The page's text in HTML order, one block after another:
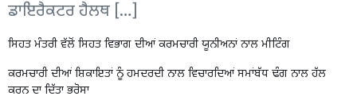
ਡਾਇਰੈਕਟਰ ਹੈਲਥ […]
ਸਿਹਤ ਮੰਤਰੀ ਵੱਲੋਂ ਸਿਹਤ ਵਿਭਾਗ ਦੀਆਂ ਕਰਮਚਾਰੀ ਯੂਨੀਅਨਾਂ ਨਾਲ ਮੀਟਿੰਗ
ਕਰਮਚਾਰੀ ਦੀਆਂ ਸ਼ਿਕਾਇਤਾਂ ਨੂੰ ਹਮਦਰਦੀ ਨਾਲ ਵਿਚਾਰਦਿਆਂ ਸਮਾਂਬੱਧ ਢੰਗ ਨਾਲ ਹੱਲ
ਕਰਨ ਦਾ ਦਿੱਤਾ ਭਰੋਸਾ